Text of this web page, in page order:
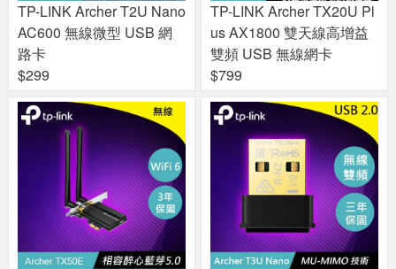
TP-LINK Archer T2U Nano
AC600 無線微型 USB 網
路卡
$299
TP-LINK Archer TX20U Pl
us AX1800 雙天線高增益
雙頻 USB 無線網卡
$799